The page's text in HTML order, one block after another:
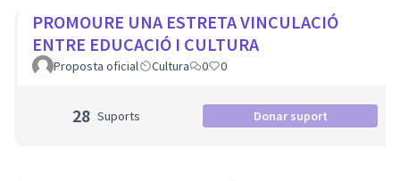
PROMOURE UNA ESTRETA VINCULACIÓ
ENTRE EDUCACIÓ I CULTURA
Proposta oficial Cultura 0 0
28 Suports Donar suport